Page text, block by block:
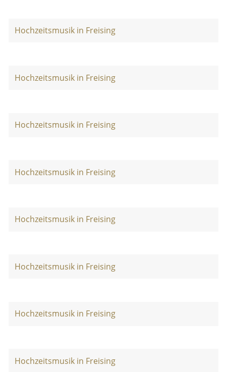
Hochzeitsmusik in Freising
Hochzeitsmusik in Freising
Hochzeitsmusik in Freising
Hochzeitsmusik in Freising
Hochzeitsmusik in Freising
Hochzeitsmusik in Freising
Hochzeitsmusik in Freising
Hochzeitsmusik in Freising